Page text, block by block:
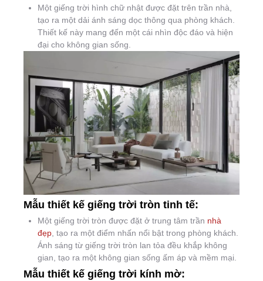
Một giếng trời hình chữ nhật được đặt trên trần nhà,
tạo ra một dải ánh sáng dọc thông qua phòng khách.
Thiết kế này mang đến một cái nhìn độc đáo và hiện
đại cho không gian sống.
Mẫu thiết kế giếng trời tròn tinh tế:
Một giếng trời tròn được đặt ở trung tâm trần nhà
đẹp, tạo ra một điểm nhấn nổi bật trong phòng khách.
Ánh sáng từ giếng trời tròn lan tỏa đều khắp không
gian, tạo ra một không gian sống ấm áp và mềm mại.
Mẫu thiết kế giếng trời kính mờ: